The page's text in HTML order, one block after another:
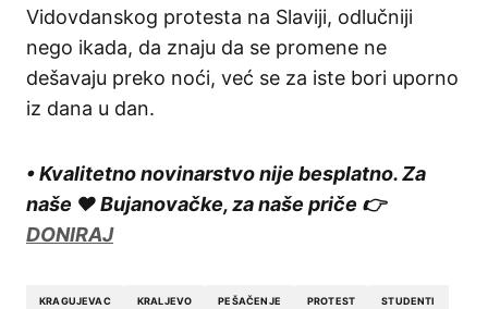
Vidovdanskog protesta na Slaviji, odlučniji
nego ikada, da znaju da se promene ne
dešavaju preko noći, već se za iste bori uporno
iz dana u dan.
• Kvalitetno novinarstvo nije besplatno. Za
naše ❤️ Bujanovačke, za naše priče 👉
DONIRAJ
KRAGUJEVAC KRALJEVO PEŠAČENJE PROTEST STUDENTI